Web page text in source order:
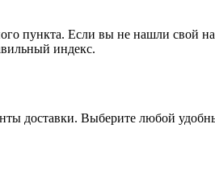
пункта. Если вы не нашли свой
индекс.
доставки. Выберите любой